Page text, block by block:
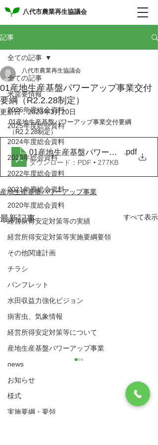
八代市農業再生協議会
記事
全ての記事
米需要情報
2026年度総会資料
2025年度総会資料
2024年度総会資料
2023年総会資料
2022年度総会資料
2021年度総会資料
2020年度総会資料
経営所得安定対策等の実績
経営所得安定対策等実施要綱要領
その他関連計画
チラシ
パンフレット
水田収益力強化ビジョン
病害虫、気象情報
経営所得安定対策等について
産地生産基盤パワーアップ事業
news
お知らせ
様式
実施要綱・要領
全ての記事
01産地生産基盤パワーアップ事業交付
要綱（R2.2.28制定）
八代市農業再生協議会
更新日：2023年3月20日
01産地生産基盤パワーアップ事業交付要綱
（R2.2.28制定）
01産地生産基盤パワーアップ事業
.pdf
ダウンロード：PDF • 277KB
産地生産基盤パワーアップ事業
最新記事 すべて表示
八代市農業再生協議会
住所：〒866-8601 八代市松江城町1-25 （八
代市農業振興課内）